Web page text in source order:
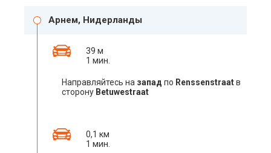
Арнем, Нидерланды
39 м
1 мин.
Направляйтесь на запад по Renssenstraatв
сторону Betuwestraat
0,1 км
1 мин.